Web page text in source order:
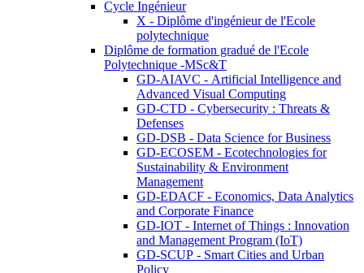
Cycle Ingénieur
X - Diplôme d'ingénieur de l'Ecole
polytechnique
Diplôme de formation gradué de l'Ecole
Polytechnique -MSc&T
GD-AIAVC - Artificial Intelligence and
Advanced Visual Computing
GD-CTD - Cybersecurity : Threats &
Defenses
GD-DSB - Data Science for Business
GD-ECOSEM - Ecotechnologies for
Sustainability & Environment
Management
GD-EDACF - Economics, Data Analytics
and Corporate Finance
GD-IOT - Internet of Things : Innovation
and Management Program (IoT)
GD-SCUP - Smart Cities and Urban
Policy